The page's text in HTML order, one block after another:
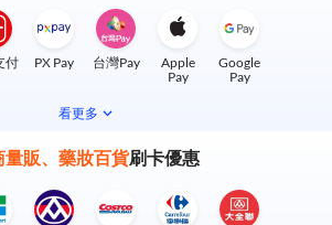
付 PX Pay 台灣Pay
Apple
Pay
Google
Pay
看更多
量販、藥妝百貨刷卡優惠